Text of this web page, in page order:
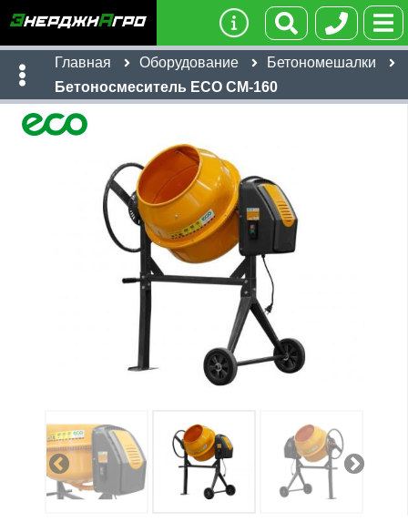
Главная Оборудование
Бетономешалки
Бетоносмеситель ECO CM-160
Я даю согласие на обработку персональных данных
Сообщить о поступлении
20,992
Я даю согласие наобработку персональных данных
Отправить